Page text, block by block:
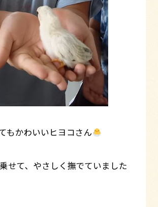
もかわいいヒヨコさん
せて、やさしく撫でていました